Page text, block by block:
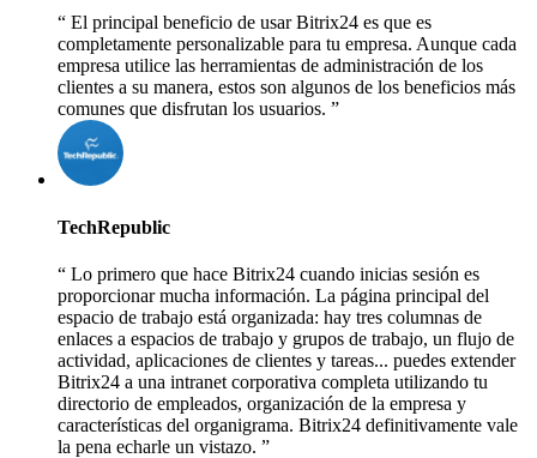
El principal beneficio de usar Bitrix24 es que es
completamente personalizable para tu empresa. Aunque cada
empresa utilice las herramientas de administración de los
clientes a su manera, estos son algunos de los beneficios más
comunes que disfrutan los usuarios.
TechRepublic
Lo primero que hace Bitrix24 cuando inicias sesión es
proporcionar mucha información. La página principal del
espacio de trabajo está organizada: hay tres columnas de
enlaces a espacios de trabajo y grupos de trabajo, un flujo de
actividad, aplicaciones de clientes y tareas... puedes extender
Bitrix24 a una intranet corporativa completa utilizando tu
directorio de empleados, organización de la empresa y
características del organigrama. Bitrix24 definitivamente vale
la pena echarle un vistazo.